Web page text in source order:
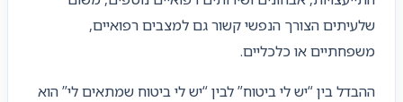
שלעיתים הצורך הנפשי קשור גם למצבים רפואיים,
משפחתיים או כלכליים.
ההבדל בין “יש לי ביטוח” לבין “יש לי ביטוח שמתאים לי” הוא